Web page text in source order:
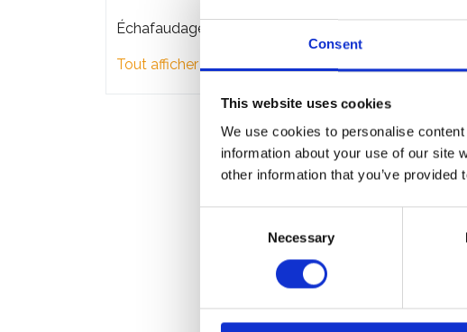
Consent
This website uses cookies
We use cookies to personalise
information about your use of our site
other information that you’ve
Necessary
Échafaudage
hauteur travail
Échafaudages de façade
Tout afficher